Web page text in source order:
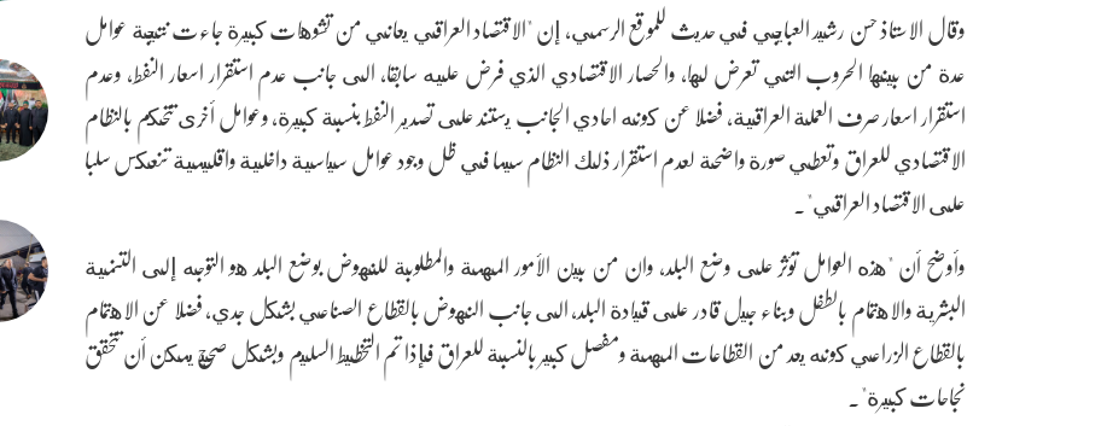
وقال الاستاذ حسن رشيد العبايجي في حديث للموقع الرسمي، إن "الاقتصاد العراقي يعاني من تشوهات كبيرة جاءت نتيجة عوامل
عدة من بينها الحروب التي تعرض لها، والحصار الاقتصادي الذي فرض عليه سابقا، الى جانب عدم استقرار اسعار النفط، وعدم
استقرار اسعار صرف العملة العراقية، فضلا عن كونه احادي الجانب يستند على تصدير النفط بنسبة كبيرة، وعوامل أخرى تتحكم بالنظام
الاقتصادي للعراق وتعطي صورة واضحة لعدم استقرار ذلك النظام سيما في ظل وجود عوامل سياسية داخلية واقليمية تنعكس سلبا
على الاقتصاد العراقي".
وأوضح أن "هذه العوامل تؤثر على وضع البلد، وان من بين الأمور المهمة والمطلوبة للنهوض بوضع البلد هو التوجه إلى التنمية
البشرية والاهتمام بالطفل وبناء جيل قادر على قيادة البلد، الى جانب النهوض بالقطاع الصناعي بشكل جدي، فضلا عن الاهتمام
بالقطاع الزراعي كونه يعد من القطاعات المهمة ومفصل كبير بالنسبة للعراق فإذا تم التخطيط السليم وبشكل صحيح يمكن أن تتحقق
نجاحات كبيرة".